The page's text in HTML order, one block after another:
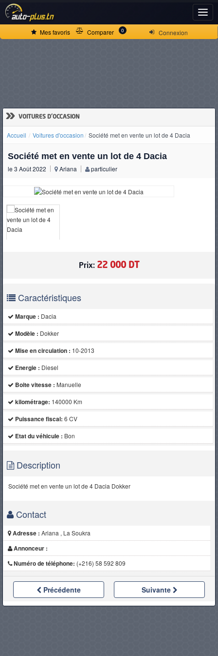
Connexion
Mes favoris Comparer 0
» VOITURES D'OCCASION
Accueil Voitures d'occasion Société met en vente un lot de 4 Dacia
Société met en vente un lot de 4 Dacia
le 3 Août 2022 Ariana particulier
Prix: 22 000 DT
Caractéristiques
Marque : Dacia
Modèle : Dokker
Mise en circulation : 10-2013
Energie : Diesel
Boite vitesse : Manuelle
kilométrage: 140000 Km
Puissance fiscal: 6 CV
Etat du véhicule : Bon
Description
Société met en vente un lot de 4 Dacia Dokker
Contact
Adresse : Ariana , La Soukra
Annonceur :
Numéro de téléphone: (+216) 58 592 809
Précédente Suivante
ACCUEIL
D'OCCASION
CAMIONS
PNEUS